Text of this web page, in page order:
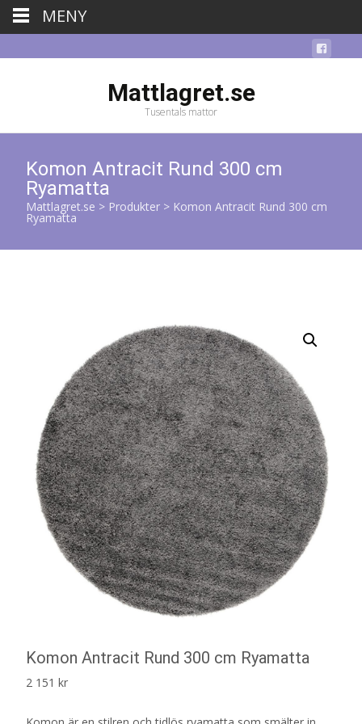
Mattlagret.se
Tusentals mattor
Komon Antracit Rund 300 cm
Ryamatta
Mattlagret.se > Produkter > Komon Antracit Rund 300 cm
Ryamatta
Komon Antracit Rund 300 cm Ryamatta
2 151 kr
MENY